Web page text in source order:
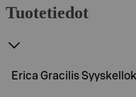
Tuotetiedot
Erica Gracilis